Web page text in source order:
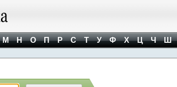
М Н О П Р С Т У Ф Х Ц Ч Ш